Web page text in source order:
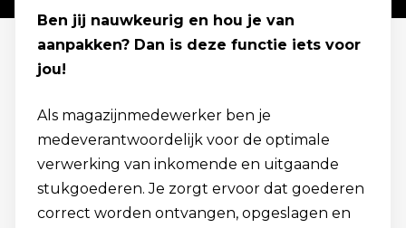
Ben jij nauwkeurig en hou je van
aanpakken? Dan is deze functie iets voor
jou!
Als magazijnmedewerker ben je
medeverantwoordelijk voor de optimale
verwerking van inkomende en uitgaande
stukgoederen. Je zorgt ervoor dat goederen
correct worden ontvangen, opgeslagen en